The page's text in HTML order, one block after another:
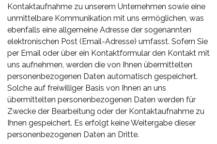
Kontaktaufnahme zu unserem Unternehmen sowie eine
unmittelbare Kommunikation mit uns ermöglichen, was
ebenfalls eine allgemeine Adresse der sogenannten
elektronischen Post (Email-Adresse) umfasst. Sofern Sie
per Email oder über ein Kontaktformular den Kontakt mit
uns aufnehmen, werden die von Ihnen übermittelten
personenbezogenen Daten automatisch gespeichert.
Solche auf freiwilliger Basis von Ihnen an uns
übermittelten personenbezogenen Daten werden für
Zwecke der Bearbeitung oder der Kontaktaufnahme zu
Ihnen gespeichert. Es erfolgt keine Weitergabe dieser
personenbezogenen Daten an Dritte.